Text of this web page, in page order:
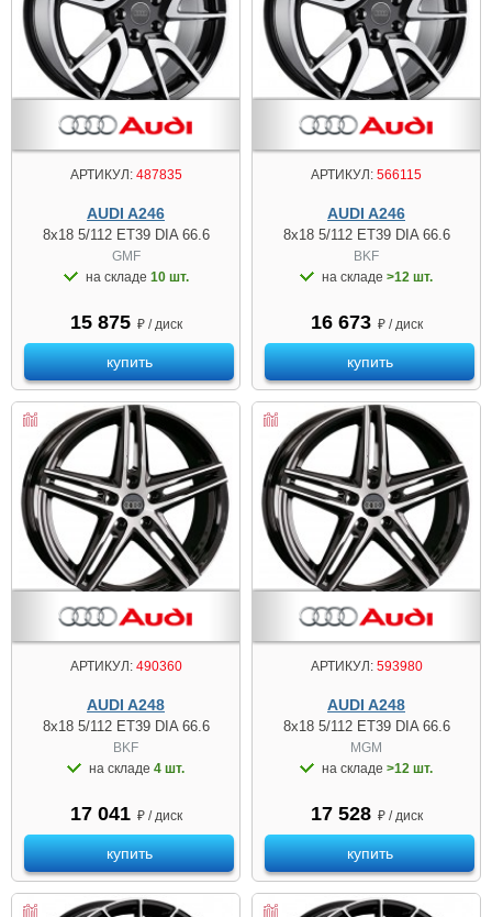
АРТИКУЛ:487835
AUDI A246
8x18 5/112 ET39 DIA 66.6
GMF
на складе 10 шт.
15 875 ₽ / диск
купить
АРТИКУЛ: 566115
AUDI A246
8x18 5/112 ET39 DIA 66.6
BKF
на складе >12 шт.
16 673 ₽ / диск
купить
АРТИКУЛ:490360
AUDI A248
8x18 5/112 ET39 DIA 66.6
BKF
на складе 4 шт.
17 041 ₽ / диск
купить
АРТИКУЛ:593980
AUDI A248
8x18 5/112 ET39 DIA 66.6
MGM
на складе >12 шт.
17 528 ₽ / диск
купить